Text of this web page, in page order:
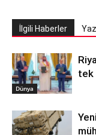
İlgili Haberler
Dünya
tek